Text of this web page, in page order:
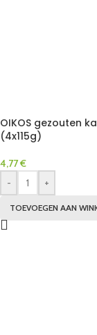
OIKOS gezouten
(4x115g)
4,77€
-
+
TOEVOEGEN AAN